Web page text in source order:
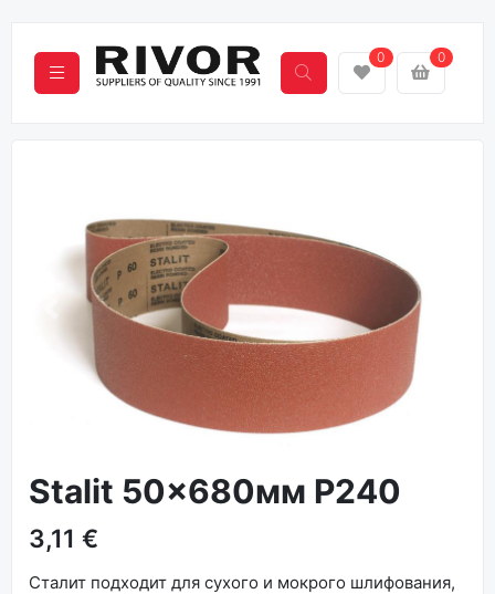
0 0
Stalit 50x680мм P240
3,11 €
Сталит подходит для сухого и мокрого шлифования,